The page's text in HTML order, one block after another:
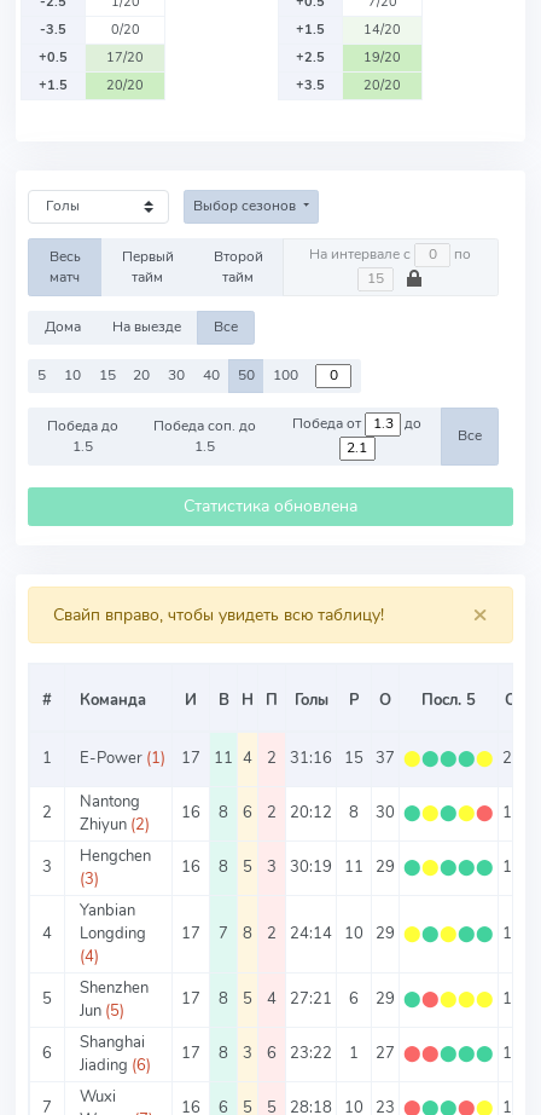
-3.5
0/20
+0.5
17/20
+1.5
20/20
+1.5
14/20
+2.5
19/20
+3.5
20/20
Выбор сезонов
Весь
матч
Первый
тайм
Второй
тайм
На интервале с по
Дома На выезде Все
5 10 15 20 30 40 50 100
Победа до
1.5
Победа соп. до
1.5
Победа от до
Все
Статистика обновлена
×
Свайп вправо, чтобы увидеть всю таблицу!
# Команда И В Н П Голы Р О Посл. 5 О/И
1 E-Power (1) 17 11 4 2 31:16 15 37 ⬤⬤⬤⬤⬤ 2.18
2
Nantong
Zhiyun (2)
16 8 6 2 20:12 8 30 ⬤⬤⬤⬤⬤ 1.88
3
Hengchen
(3)
16 8 5 3 30:19 11 29 ⬤⬤⬤⬤⬤ 1.81
4
Yanbian
Longding
(4)
17 7 8 2 24:14 10 29 ⬤⬤⬤⬤⬤ 1.71
5
Shenzhen
Jun (5)
17 8 5 4 27:21 6 29 ⬤⬤⬤⬤⬤ 1.71
6
Shanghai
Jiading (6)
17 8 3 6 23:22 1 27 ⬤⬤⬤⬤⬤ 1.59
7
Wuxi
16 6 5 5 28:18 10 23 ⬤⬤⬤⬤⬤ 1.44